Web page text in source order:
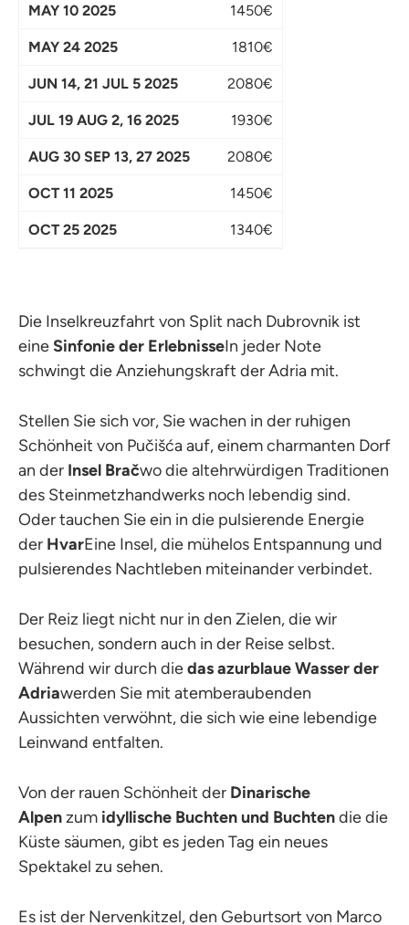
1450€
1810€
2080€
1930€
2080€
1450€
1340€
Die Inselkreuzfahrt von Split nach Dubrovnik ist
eineSinfonie der ErlebnisseIn jeder Note
schwingt die Anziehungskraft der Adria mit.
Stellen Sie sich vor, Sie wachen in der ruhigen
Schönheit von Pučišća auf, einem charmanten Dorf
an der Insel Bračwo die altehrwürdigen Traditionen
des Steinmetzhandwerks noch lebendig sind.
Oder tauchen Sie ein in die pulsierende Energie
der HvarEine Insel, die mühelos Entspannung und
pulsierendes Nachtleben miteinander verbindet.
Der Reiz liegt nicht nur in den Zielen, die wir
besuchen, sondern auch in der Reise selbst.
Während wir durch diedas azurblaue Wasser der
Adriawerden Sie mit atemberaubenden
Aussichten verwöhnt, die sich wie eine lebendige
Leinwand entfalten.
Von der rauen Schönheit der Dinarische
Alpenzum idyllische Buchten und Buchtendie die
Küste säumen, gibt es jeden Tag ein neues
Spektakel zu sehen.
Es ist der Nervenkitzel, den Geburtsort von Marco